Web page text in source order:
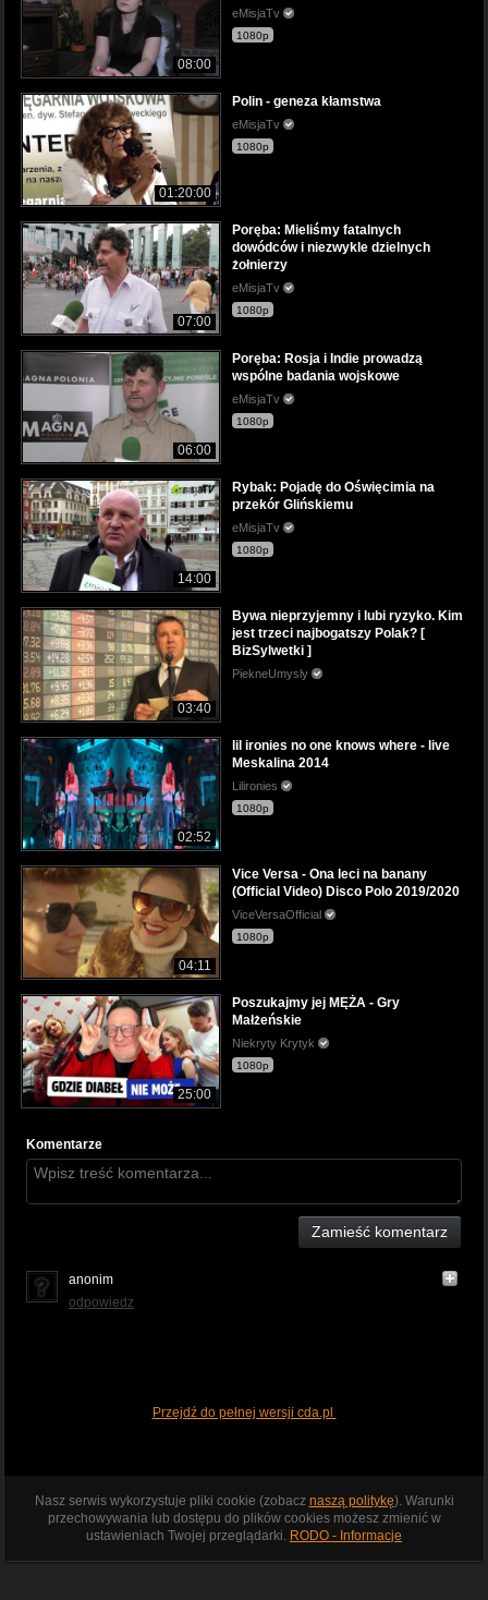
08:00
eMisjaTv
1080p
01:20:00
Polin - geneza kłamstwa
eMisjaTv
1080p
07:00
Poręba: Mieliśmy fatalnych
dowódców i niezwykle dzielnych
żołnierzy
eMisjaTv
1080p
06:00
Poręba: Rosja i Indie prowadzą
wspólne badania wojskowe
eMisjaTv
1080p
14:00
Rybak: Pojadę do Oświęcimia na
przekór Glińskiemu
eMisjaTv
1080p
03:40
Bywa nieprzyjemny i lubi ryzyko. Kim
jest trzeci najbogatszy Polak? [
BizSylwetki ]
PiekneUmysly
02:52
lil ironies no one knows where - live
Meskalina 2014
Lilironies
1080p
04:11
Vice Versa - Ona leci na banany
(Official Video) Disco Polo 2019/2020
ViceVersaOfficial
1080p
25:00
Poszukajmy jej MĘŻA - Gry
Małżeńskie
Niekryty Krytyk
1080p
Komentarze
Zamieść komentarz
anonim
odpowiedz
Przejdź do pełnej wersji cda.pl
Nasz serwis wykorzystuje pliki cookie (zobacz naszą politykę). Warunki
przechowywania lub dostępu do plików cookies możesz zmienić w
ustawieniach Twojej przeglądarki. RODO - Informacje